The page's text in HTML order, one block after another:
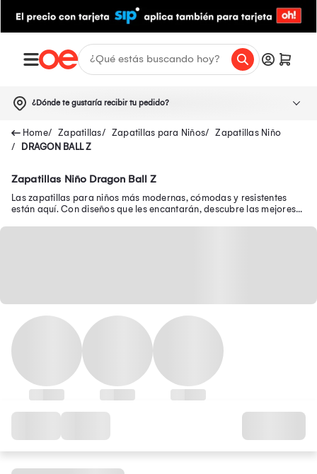
¿Dónde te gustaría recibir tu pedido?
Zapatillas Zapatillas para Niños
Zapatillas Niño
DRAGON BALL Z
Zapatillas Niño Dragon Ball Z
Las zapatillas para niños más modernas, cómodas y resistentes
están aquí. Con diseños que les encantarán, descubre las mejores